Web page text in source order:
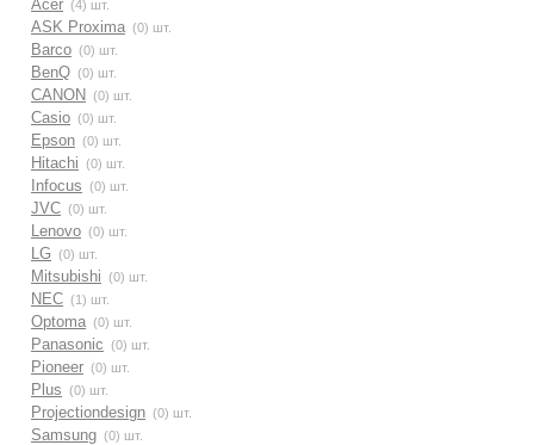
Acer (4) шт.
ASK Proxima (0) шт.
Barco (0) шт.
BenQ (0) шт.
CANON (0) шт.
Casio (0) шт.
Epson (0) шт.
Hitachi (0) шт.
Infocus (0) шт.
JVC (0) шт.
Lenovo (0) шт.
LG (0) шт.
Mitsubishi (0) шт.
NEC (1) шт.
Optoma (0) шт.
Panasonic (0) шт.
Pioneer (0) шт.
Plus (0) шт.
Projectiondesign (0) шт.
Samsung (0) шт.